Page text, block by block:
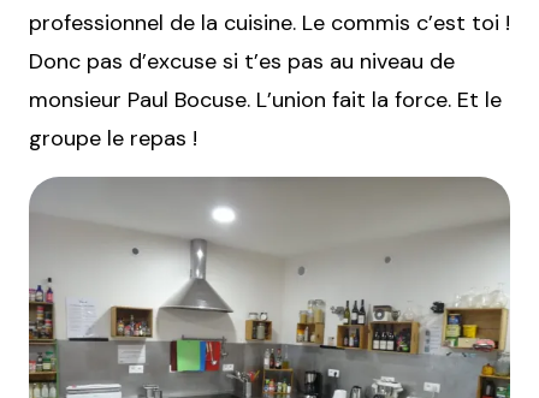
professionnel de la cuisine. Le commis c’est toi !
Donc pas d’excuse si t’es pas au niveau de
monsieur Paul Bocuse. L’union fait la force. Et le
groupe le repas !